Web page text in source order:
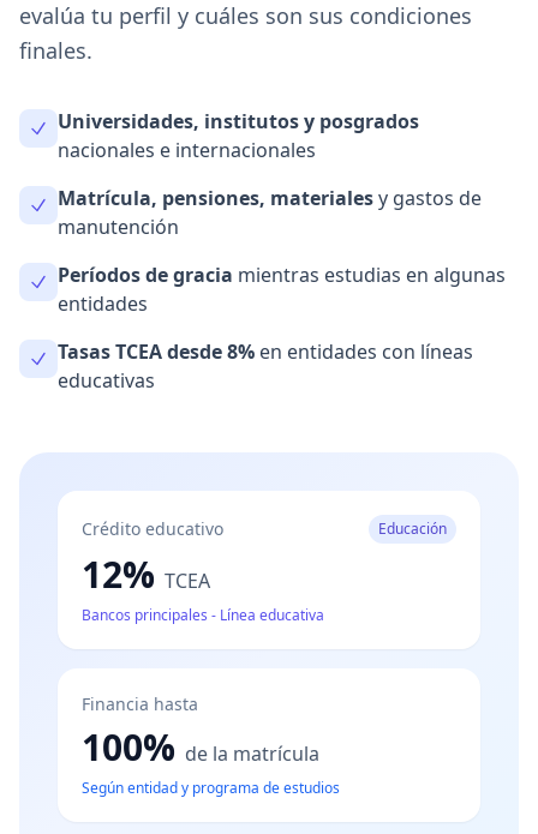
evalúa tu perfil y cuáles son sus condiciones
finales.
Universidades, institutos y posgrados
nacionales e internacionales
Matrícula, pensiones, materialesy gastos de
manutención
Períodos de gracia mientras estudias en algunas
entidades
Tasas TCEA desde 8% en entidades con líneas
educativas
Crédito educativo Educación
12% TCEA
Bancos principales - Línea educativa
Financia hasta
100% de la matrícula
Según entidad y programa de estudios